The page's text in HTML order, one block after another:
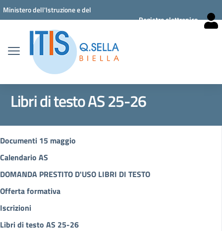
Vai ai contenuti
Vai al menu di navigazione
Vai al footer
Ministero dell'Istruzione e del
Registro elettronico
Libri di testo AS 25-26
Documenti 15 maggio
Calendario AS
DOMANDA PRESTITO D'USO LIBRI DI TESTO
Offerta formativa
Iscrizioni
Libri di testo AS 25-26